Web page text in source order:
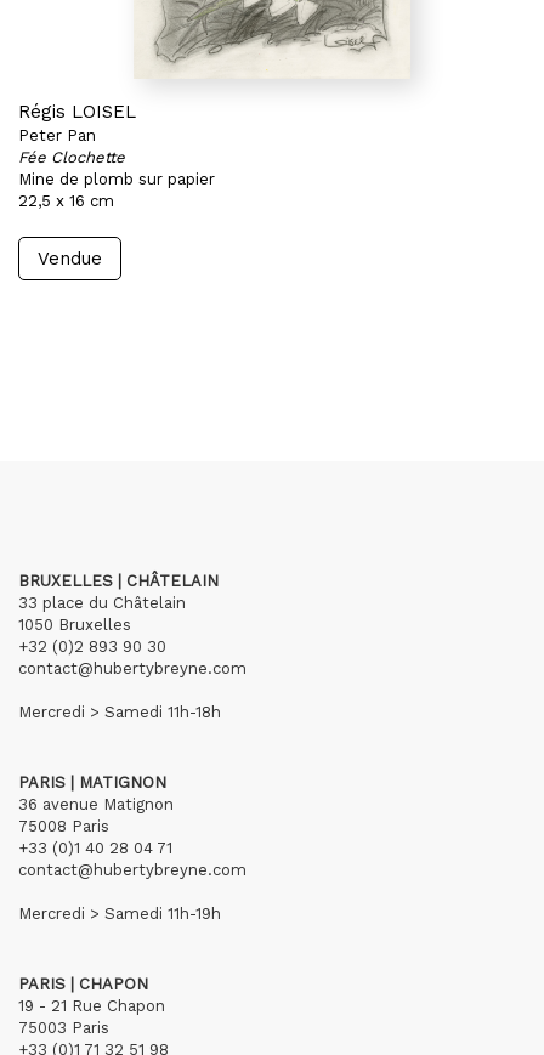
Régis LOISEL
Peter Pan
Fée Clochette
Mine de plomb sur papier
22,5 x 16 cm
Vendue
BRUXELLES | CHÂTELAIN
33 place du Châtelain
1050 Bruxelles
+32 (0)2 893 90 30
contact@hubertybreyne.com
Mercredi > Samedi 11h-18h
PARIS | MATIGNON
36 avenue Matignon
75008 Paris
+33 (0)1 40 28 04 71
contact@hubertybreyne.com
Mercredi > Samedi 11h-19h
PARIS | CHAPON
19 - 21 Rue Chapon
75003 Paris
+33 (0)1 71 32 51 98